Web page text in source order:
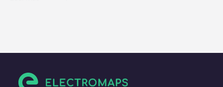
su vehículo eléctrico.